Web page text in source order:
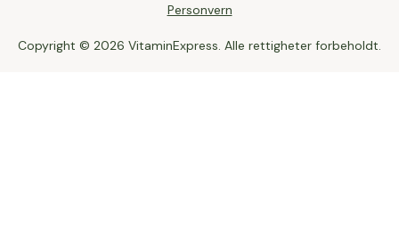
Personvern
Copyright © 2026 VitaminExpress. Alle rettigheter forbeholdt.